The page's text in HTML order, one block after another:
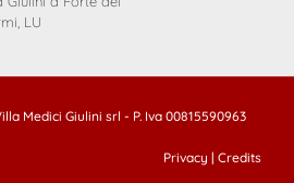
LU
Medici Giulini srl - P. Iva 00815590963
Privacy | Credits